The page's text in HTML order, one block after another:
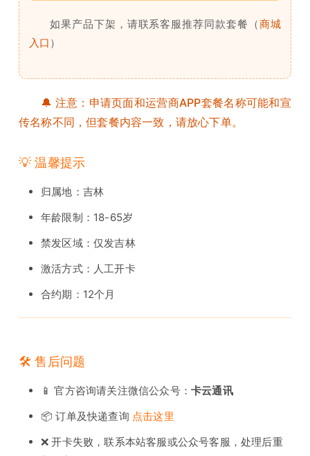
如果产品下架，请联系客服推荐同款套餐（商城
入口 ）
🔔 注意：申请页面和运营商APP套餐名称可能和宣
传名称不同，但套餐内容一致，请放心下单。
💡 温馨提示
归属地：吉林
年龄限制：18-65岁
禁发区域：仅发吉林
激活方式：人工开卡
合约期：12个月
🛠️ 售后问题
📱 官方咨询请关注微信公众号： 卡云通讯
📦 订单及快递查询 点击这里
❌ 开卡失败，联系本站客服或公众号客服，处理后重